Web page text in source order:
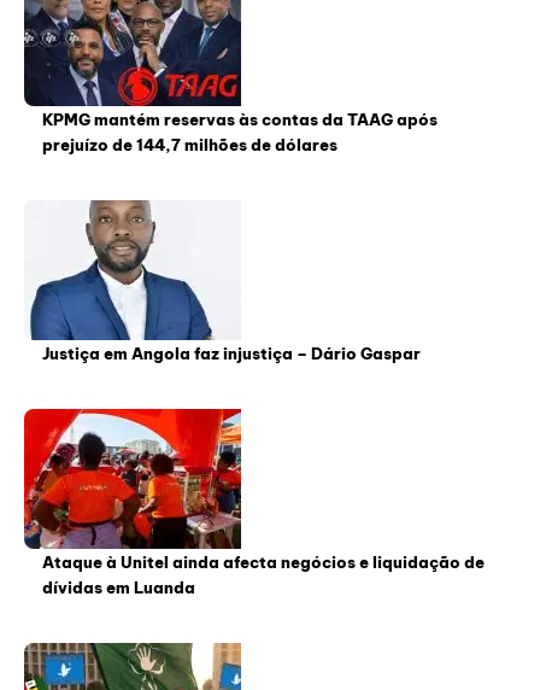
KPMG mantém reservas às contas da TAAG após
prejuízo de 144,7 milhões de dólares
Justiça em Angola faz injustiça – Dário Gaspar
Ataque à Unitel ainda afecta negócios e liquidação de
dívidas em Luanda